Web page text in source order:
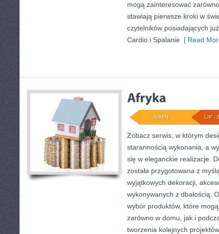
mogą zainteresować
stawiają pierwsze kroki w
czytelników posiadających
Cardio i Spalanie [ Read
LIP -
ADMIN
Zobacz serwis, w którym
starannością wykonania, a
się w eleganckie realizacje.
została przygotowana z
wyjątkowych dekoracji,
wykonywanych z dbałością.
wybór produktów, które
zarówno w domu, jak i
tworzenia kolejnych